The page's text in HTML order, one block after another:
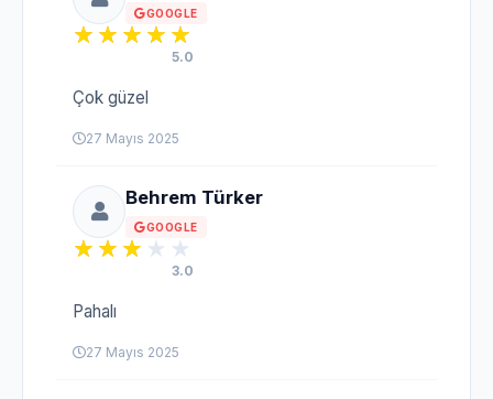
GOOGLE
5.0
Çok güzel
27 Mayıs 2025
Behrem Türker
GOOGLE
3.0
Pahalı
27 Mayıs 2025